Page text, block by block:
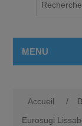
MENU
Accueil /
Eurosugi